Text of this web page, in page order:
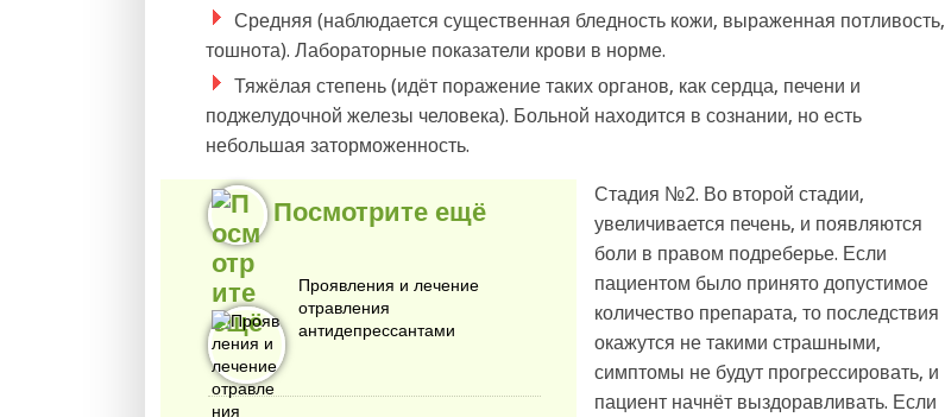
Средняя (наблюдается существенная бледность кожи, выраженная потливость,
тошнота). Лабораторные показатели крови в норме.
Тяжёлая степень (идёт поражение таких органов, как сердца, печени и
поджелудочной железы человека). Больной находится в сознании, но есть
небольшая заторможенность.
Посмотрите ещё
Проявления и лечение
отравления
антидепрессантами
Стадия №2. Во второй стадии,
увеличивается печень, и появляются
боли в правом подреберье. Если
пациентом было принято допустимое
количество препарата, то последствия
окажутся не такими страшными,
симптомы не будут прогрессировать, и
пациент начнёт выздоравливать. Если